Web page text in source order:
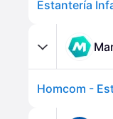
Estantería